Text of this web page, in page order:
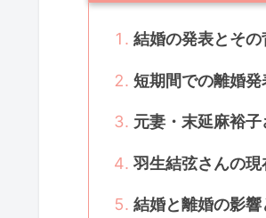
結婚の発表とその
短期間での離婚
元妻・末延麻裕
羽生結弦さんの
結婚と離婚の影